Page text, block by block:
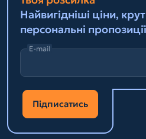
Найвигідніші ціни,
персональні
E-mail
Підписатись